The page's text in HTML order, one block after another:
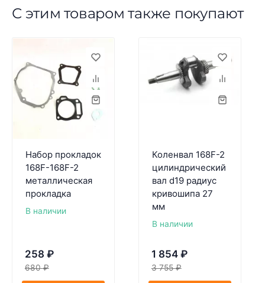
С этим товаром также покупают
Набор прокладок
168F-168F-2
металлическая
прокладка
В наличии
258 ₽
680 ₽
Коленвал 168F-2
цилиндрический
вал d19 радиус
кривошипа 27
мм
В наличии
1 854 ₽
3 755 ₽